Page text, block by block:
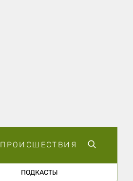
ПРОИСШЕСТВИЯ
ПОДКАСТЫ